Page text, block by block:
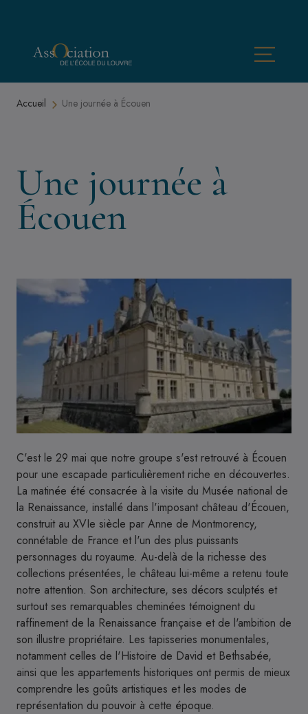
Fil d'Ariane
Accueil Une journée à Écouen
Une journée à
Écouen
Image
C'est le 29 mai que notre groupe s'est retrouvé à Écouen
pour une escapade particulièrement riche en découvertes.
La matinée été consacrée à la visite du Musée national de
la Renaissance, installé dans l'imposant château d'Écouen,
construit au XVIe siècle par Anne de Montmorency,
connétable de France et l'un des plus puissants
personnages du royaume. Au-delà de la richesse des
collections présentées, le château lui-même a retenu toute
notre attention. Son architecture, ses décors sculptés et
surtout ses remarquables cheminées témoignent du
raffinement de la Renaissance française et de l'ambition de
son illustre propriétaire. Les tapisseries monumentales,
notamment celles de l'Histoire de David et Bethsabée,
ainsi que les appartements historiques ont permis de mieux
comprendre les goûts artistiques et les modes de
représentation du pouvoir à cette époque.